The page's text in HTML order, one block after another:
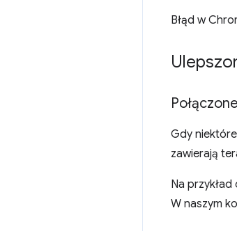
Błąd w
Gdy
zawierają
Na
W naszym